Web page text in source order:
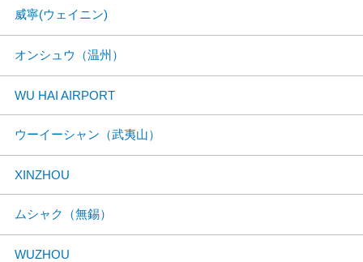
威寧(ウェイニン)
オンシュウ（温州）
WU HAI AIRPORT
ウーイーシャン（武夷山）
XINZHOU
ムシャク（無錫）
WUZHOU